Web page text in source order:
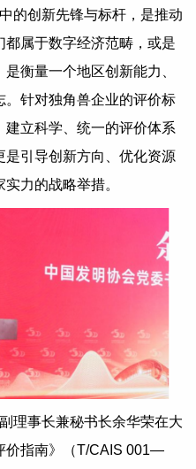
的创新先锋与标杆，是推动
属于数字经济范畴，或是
衡量一个地区创新能力、
针对独角兽企业的评价标
立科学、统一的评价体系
是引导创新方向、优化资源
力的战略举措。
理事长兼秘书长余华荣在大
价指南》（T/CAIS 001—